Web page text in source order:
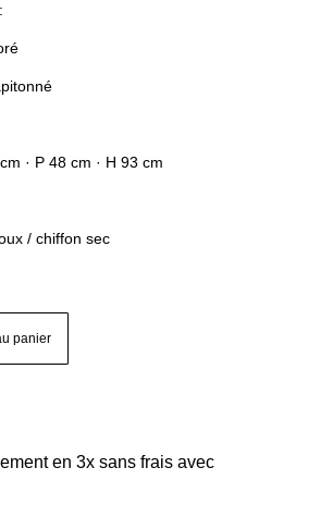
:
· P 48 cm · H 93 cm
/ chiffon sec
panier
en 3x sans frais avec